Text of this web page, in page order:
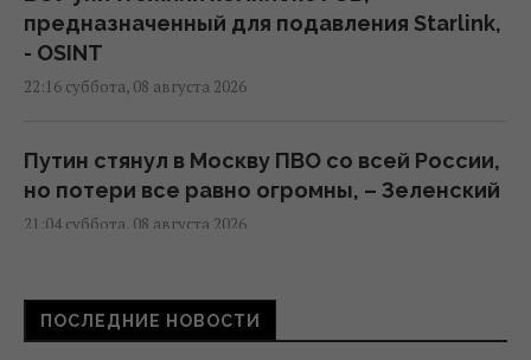
предназначенный для подавления Starlink,
- OSINT
22:16 суббота, 08 августа 2026
Путин стянул в Москву ПВО со всей России,
но потери все равно огромны, – Зеленский
21:04 суббота, 08 августа 2026
Скрытая мобилизация и манипуляции:
Зеленский раскрыл дальнейшие планы
ПОСЛЕДНИЕ НОВОСТИ